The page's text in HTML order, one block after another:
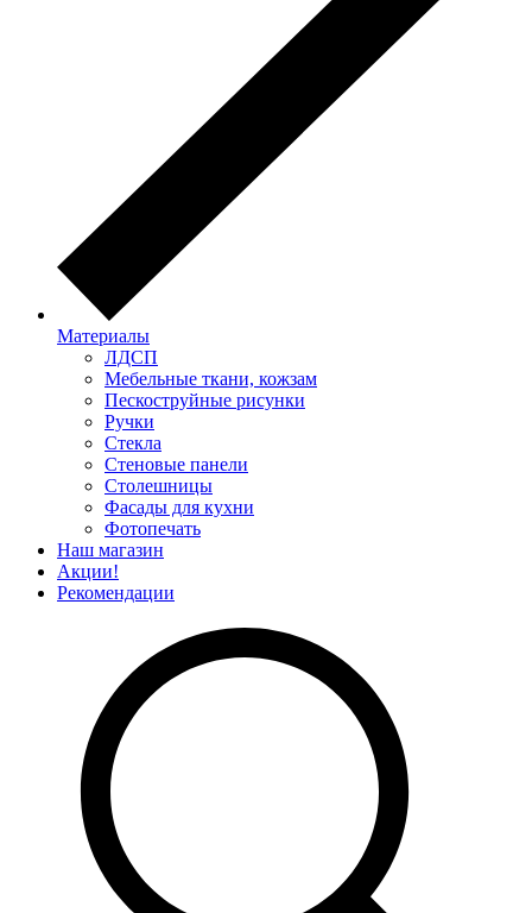
Материалы
ЛДСП
Мебельные ткани, кожзам
Пескоструйные рисунки
Ручки
Стекла
Стеновые панели
Столешницы
Фасады для кухни
Фотопечать
Наш магазин
Акции!
Рекомендации